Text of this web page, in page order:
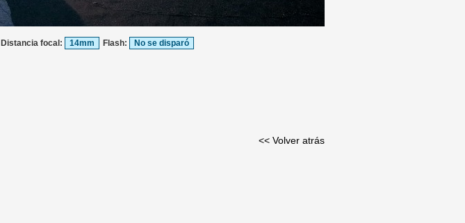
Distancia focal: 14mm Flash: No se disparó
<< Volver atrás